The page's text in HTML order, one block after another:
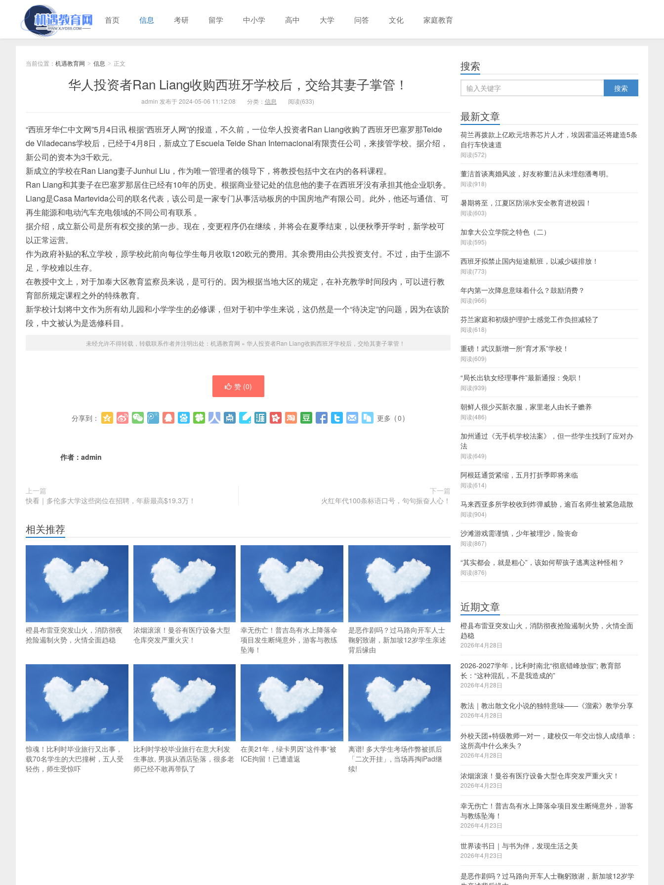
首页 信息 考研 留学 中小学 高中 大学 问答 文化 家庭教育
当前位置： 机遇教育网 > 信息 > 正文
华人投资者Ran Liang收购西班牙学校后，交给其妻子掌管！
admin 发布于 2024-05-06 11:12:08 分类： 信息 阅读(633)
“西班牙华仁中文网”5月4日讯 根据“西班牙人网”的报道，不久前，一位华人投资者Ran Liang收购了西班牙巴塞罗那Teide
de Viladecans学校后，已经于4月8日，新成立了Escuela Teide Shan Internacional有限责任公司，来接管学校。据介绍，
新公司的资本为3千欧元。
新成立的学校在Ran Liang妻子Junhui Liu，作为唯一管理者的领导下，将教授包括中文在内的各科课程。
Ran Liang和其妻子在巴塞罗那居住已经有10年的历史。根据商业登记处的信息他的妻子在西班牙没有承担其他企业职务。
Liang是Casa Martevida公司的联名代表，该公司是一家专门从事活动板房的中国房地产有限公司。此外，他还与通信、可
再生能源和电动汽车充电领域的不同公司有联系 。
据介绍，成立新公司是所有权交接的第一步。现在，变更程序仍在继续，并将会在夏季结束，以便秋季开学时，新学校可
以正常运营。
作为政府补贴的私立学校，原学校此前向每位学生每月收取120欧元的费用。其余费用由公共投资支付。不过，由于生源不
足，学校难以生存。
在教授中文上，对于加泰大区教育监察员来说，是可行的。因为根据当地大区的规定，在补充教学时间段内，可以进行教
育部所规定课程之外的特殊教育。
新学校计划将中文作为所有幼儿园和小学学生的必修课，但对于初中学生来说，这仍然是一个“待决定”的问题，因为在该阶
段，中文被认为是选修科目。
未经允许不得转载，转载联系作者并注明出处： 机遇教育网 » 华人投资者Ran Liang收购西班牙学校后，交给其妻子掌管！
赞 (0)
分享到： 更多 (0)
作者： admin
上一篇
快看｜多伦多大学这些岗位在招聘，年薪最高$19.3万！
下一篇
火红年代100条标语口号，句句振奋人心！
相关推荐
橙县布雷亚突发山火，消防彻夜
抢险遏制火势，火情全面趋稳
浓烟滚滚！曼谷有医疗设备大型
仓库突发严重火灾！
幸无伤亡！普吉岛有水上降落伞
项目发生断绳意外，游客与教练
坠海！
是恶作剧吗？过马路向开车人士
鞠躬致谢，新加坡12岁学生亲述
背后缘由
惊魂！比利时毕业旅行又出事，
载70名学生的大巴撞树，五人受
轻伤，师生受惊吓
比利时学校毕业旅行在意大利发
生事故, 男孩从酒店坠落，很多老
师已经不敢再带队了
在美21年，绿卡男因”这件事“被
ICE拘留！已遭遣返
离谱! 多大学生考场作弊被抓后
「二次开挂」, 当场再掏iPad继
续!
搜索
最新文章
荷兰再拨款上亿欧元培养芯片人才，埃因霍温还将建造5条
自行车快速道
阅读(572)
董洁首谈离婚风波，好友称董洁从未埋怨潘粤明。
阅读(918)
暑期将至，江夏区防溺水安全教育进校园！
阅读(603)
加拿大公立学院之特色（二）
阅读(595)
西班牙拟禁止国内短途航班，以减少碳排放！
阅读(773)
年内第一次降息意味着什么？鼓励消费？
阅读(966)
芬兰家庭和初级护理护士感觉工作负担减轻了
阅读(618)
重磅！武汉新增一所“育才系”学校！
阅读(609)
“局长出轨女经理事件”最新通报：免职！
阅读(939)
朝鲜人很少买新衣服，家里老人由长子赡养
阅读(486)
加州通过《无手机学校法案》，但一些学生找到了应对办
法
阅读(649)
阿根廷通货紧缩，五月打折季即将来临
阅读(614)
马来西亚多所学校收到炸弹威胁，逾百名师生被紧急疏散
阅读(904)
沙滩游戏需谨慎，少年被埋沙，险丧命
阅读(867)
“其实都会，就是粗心”，该如何帮孩子逃离这种怪相？
阅读(876)
近期文章
橙县布雷亚突发山火，消防彻夜抢险遏制火势，火情全面
趋稳
2026年4月28日
2026-2027学年，比利时南北“彻底错峰放假”; 教育部
长：“这种混乱，不是我造成的”
2026年4月28日
教法｜教出散文化小说的独特意味——《溜索》教学分享
2026年4月28日
外校天团+特级教师一对一，建校仅一年交出惊人成绩单：
这所高中什么来头？
2026年4月28日
浓烟滚滚！曼谷有医疗设备大型仓库突发严重火灾！
2026年4月23日
幸无伤亡！普吉岛有水上降落伞项目发生断绳意外，游客
与教练坠海！
2026年4月23日
世界读书日｜与书为伴，发现生活之美
2026年4月23日
是恶作剧吗？过马路向开车人士鞠躬致谢，新加坡12岁学